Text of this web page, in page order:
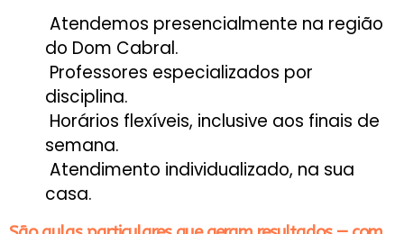
Atendemos presencialmente na região
do Dom Cabral.
Professores especializados por
disciplina.
Horários flexíveis, inclusive aos finais de
semana.
Atendimento individualizado, na sua
casa.